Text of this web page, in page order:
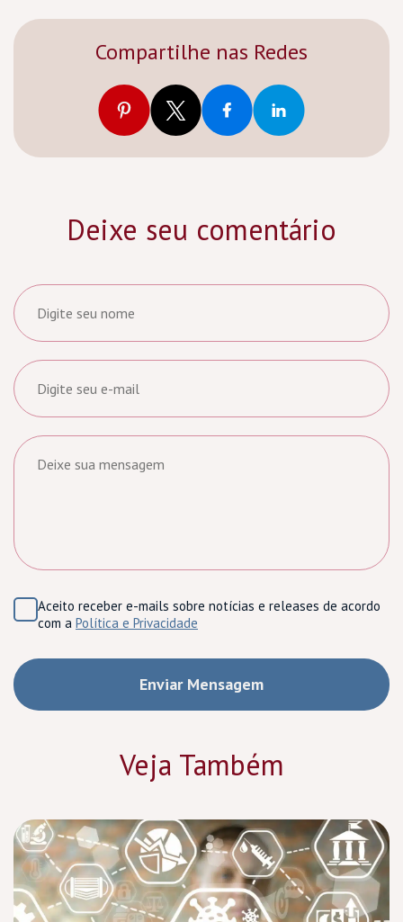
Compartilhe nas Redes
Deixe seu comentário
Aceito receber e-mails sobre notícias e releases de acordo
com a Política e Privacidade
Veja Também